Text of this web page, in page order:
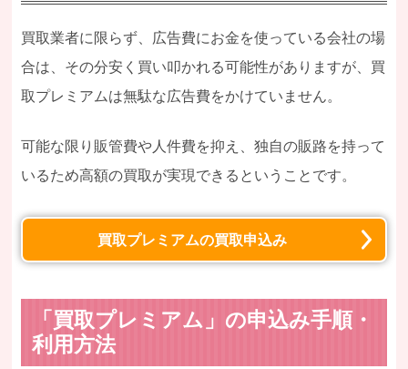
買取業者に限らず、広告費にお金を使っている会社の場
合は、その分安く買い叩かれる可能性がありますが、買
取プレミアムは無駄な広告費をかけていません。
可能な限り販管費や人件費を抑え、独自の販路を持って
いるため高額の買取が実現できるということです。
買取プレミアムの買取申込み
「買取プレミアム」の申込み手順・
利用方法